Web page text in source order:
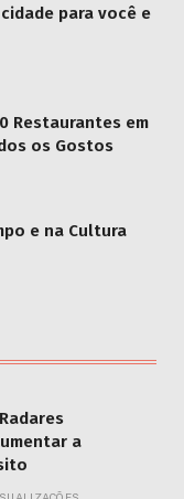
redescobrir a
sua vocação